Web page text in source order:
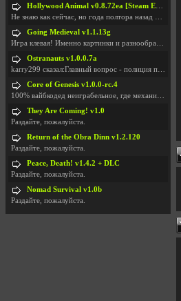
Hollywood Animal v0.8.72ea [Steam Early Access]
Не знаю как сейчас, но года полтора назад игра был
Going Medieval v1.1.13g
Игра клевая! Именно картинки и разнообразия в стро
Ostranauts v1.0.0.7a
karry299 сказал:Главный вопрос - полиция по-прежне
Core of Genesis v1.0.0-rc.4
100% вайбкодед неиграбельное, где механики знает т
They Are Coming! v1.0
Раздайте, пожалуйста.
Return of the Obra Dinn v1.2.120
Раздайте, пожалуйста.
Peace, Death! v1.4.2 + DLC
Раздайте, пожалуйста.
Nomad Survival v1.0b
Раздайте, пожалуйста.